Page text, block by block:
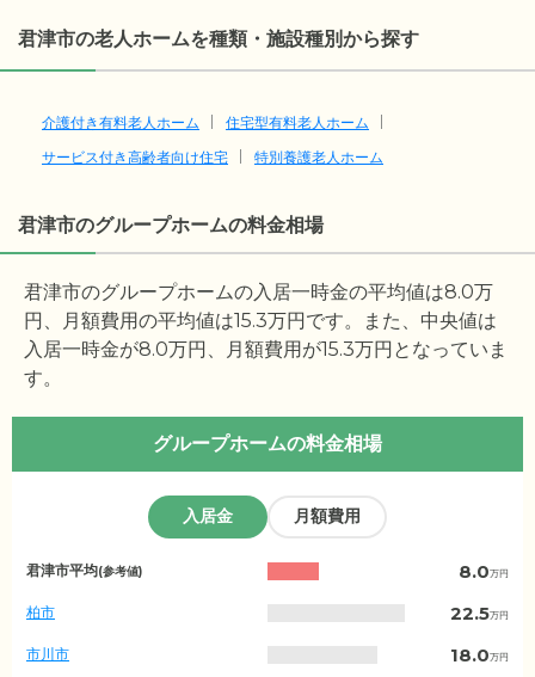
君津市の老人ホームを種類・施設種別から探す
介護付き有料老人ホーム
住宅型有料老人ホーム
サービス付き高齢者向け住宅
特別養護老人ホーム
君津市のグループホームの料金相場
君津市のグループホームの入居一時金の平均値は8.0万
円、月額費用の平均値は15.3万円です。また、中央値は
入居一時金が8.0万円、月額費用が15.3万円となっていま
す。
グループホームの料金相場
入居金 月額費用
葉
県
の
入
居
君津市平均(参考値) 8.0万円
柏市 22.5万円
市川市 18.0万円